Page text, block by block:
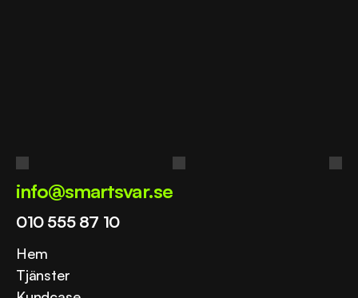
info@smartsvar.se
010 555 87 10
Hem
Tjänster